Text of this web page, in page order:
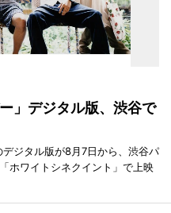
」デジタル版、渋谷で
ジタル版が8月7日から、渋谷パ
ホワイトシネクイント」で上映